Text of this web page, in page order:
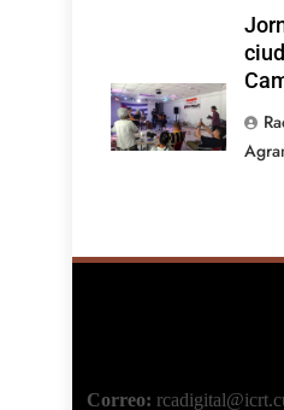
Correo: